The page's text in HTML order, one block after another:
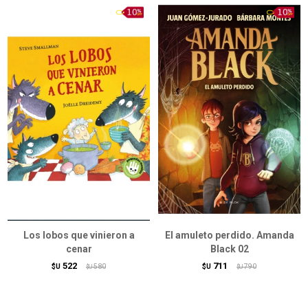
Los lobos que vinieron a
cenar
$U 522 $U 580
El amuleto perdido. Amanda
Black 02
$U 711 $U 790